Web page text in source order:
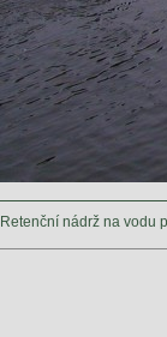
Retenční nádrž na vodu